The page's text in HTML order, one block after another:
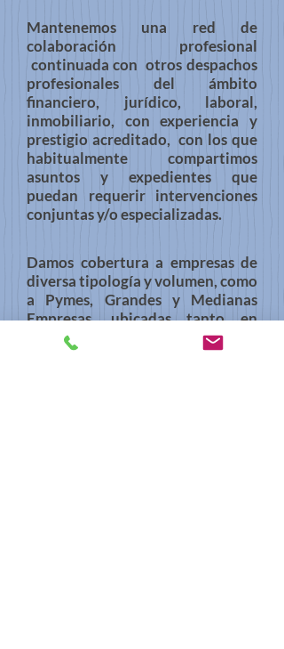
Mantenemos una red de
colaboración profesional
continuada con otros despachos
profesionales del ámbito
financiero, jurídico, laboral,
inmobiliario, con experiencia y
prestigio acreditado, con los que
habitualmente compartimos
asuntos y expedientes que
puedan requerir intervenciones
conjuntas y/o especializadas.
Damos cobertura a empresas de
diversa tipología y volumen, como
a Pymes, Grandes y Medianas
Empresas, ubicadas tanto en
Navarra y País Vasco como otras
del ámbito Nacional, así como a